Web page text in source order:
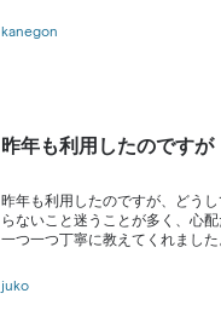
kanegon
昨年も利用したのですが
昨年も利用したのですが、どう
らないこと迷うことが多く、心配
一つ一つ丁寧に教えてくれました
juko